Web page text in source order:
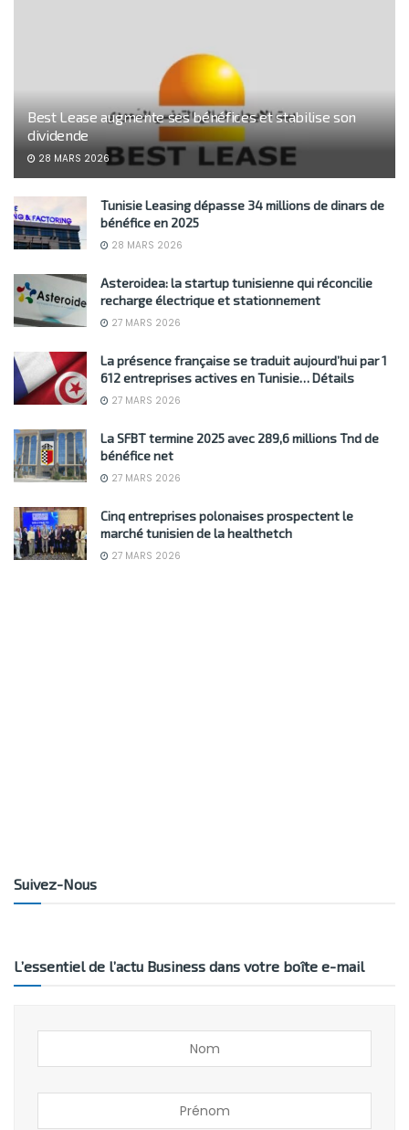
Best Lease augmente ses bénéfices et stabilise son
dividende
28 MARS 2026
Tunisie Leasing dépasse 34 millions de dinars de
bénéfice en 2025
28 MARS 2026
Asteroidea: la startup tunisienne qui réconcilie
recharge électrique et stationnement
27 MARS 2026
La présence française se traduit aujourd’hui par 1
612 entreprises actives en Tunisie… Détails
27 MARS 2026
La SFBT termine 2025 avec 289,6 millions Tnd de
bénéfice net
27 MARS 2026
Cinq entreprises polonaises prospectent le
marché tunisien de la healthetch
27 MARS 2026
Suivez-Nous
L’essentiel de l’actu Business dans votre boîte e-mail